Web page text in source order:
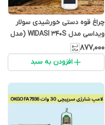
چراغ قوه دستی خورشیدی سولار
ویداسی مدل WIDASI 340S (مدل
: mana13d6)
۸۷۷٬۰۰۰
افزودن به سبد